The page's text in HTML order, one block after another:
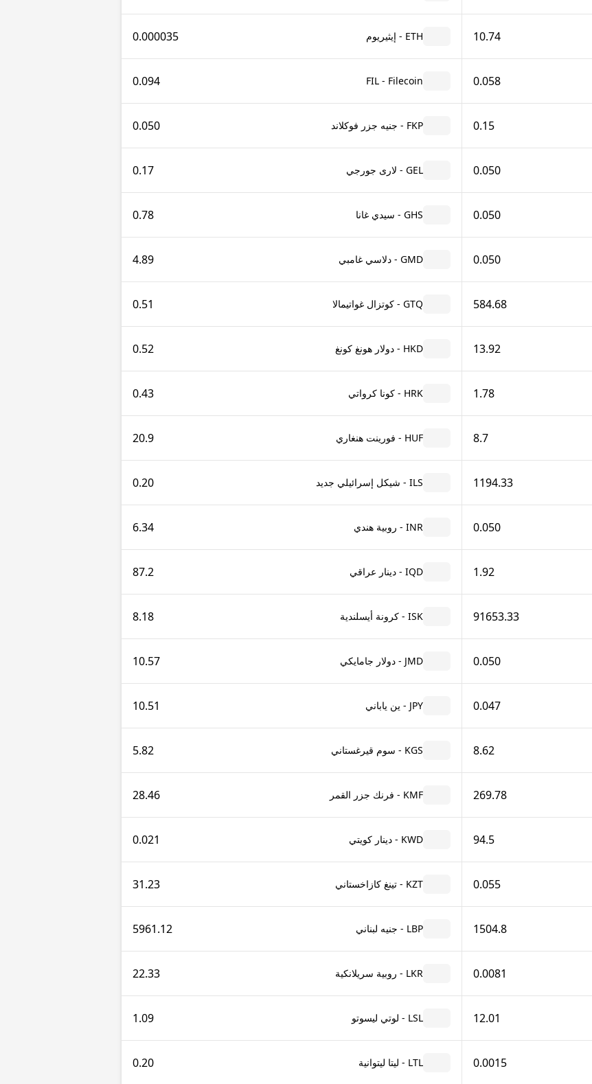
10.74 ETH - إيثيريوم 0.000035
0.058
FIL - Filecoin
0.094
0.15 FKP - جنيه جزر فوكلاند 0.050
0.050 GEL - لارى جورجي 0.17
0.050 GHS - سيدي غانا 0.78
0.050 GMD - دلاسي غامبي 4.89
584.68 GTQ - كوتزال غواتيمالا 0.51
13.92 HKD - دولار هونغ كونغ 0.52
1.78 HRK - كونا كرواتي 0.43
8.7 HUF - فورينت هنغاري 20.9
1194.33 ILS - شيكل إسرائيلي جديد 0.20
0.050 INR - روبية هندي 6.34
1.92 IQD - دينار عراقي 87.2
91653.33 ISK - كرونة أيسلندية 8.18
0.050 JMD - دولار جامايكي 10.57
0.047 JPY - ين ياباني 10.51
8.62 KGS - سوم قيرغستاني 5.82
269.78 KMF - فرنك جزر القمر 28.46
94.5 KWD - دينار كويتي 0.021
0.055 KZT - تينغ كازاخستاني 31.23
1504.8 LBP - جنيه لبناني 5961.12
0.0081 LKR - روبية سريلانكية 22.33
12.01 LSL - لوتي ليسوتو 1.09
0.0015 LTL - ليتا ليتوانية 0.20